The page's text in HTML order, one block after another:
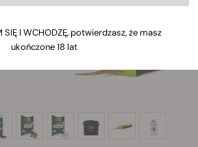
SIĘ I WCHODZĘ, potwierdzasz, że masz
ukończone 18 lat